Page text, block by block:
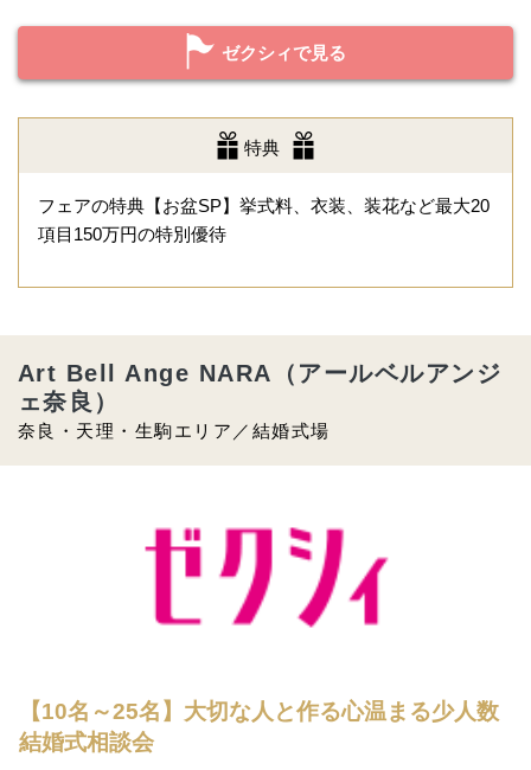
ゼクシィで見る
特典
フェアの特典【お盆SP】挙式料、衣装、装花など最大20
項目150万円の特別優待
奈良・天理・生駒エリア／結婚式場
Art Bell Ange NARA（アールベルアンジ
ェ奈良）
【10名～25名】大切な人と作る心温まる少人数
結婚式相談会